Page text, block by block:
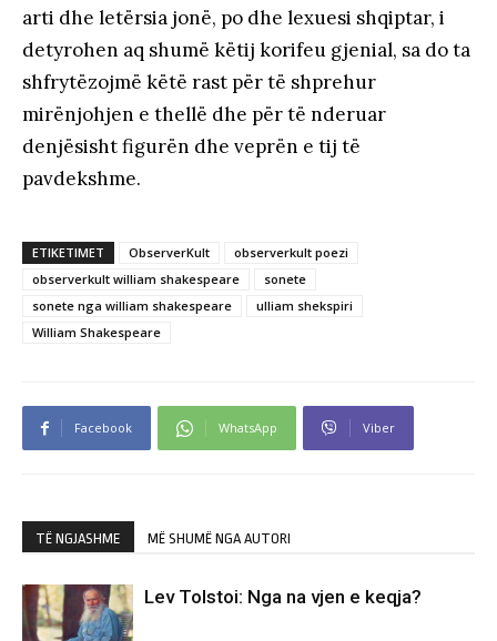
arti dhe letërsia jonë, po dhe lexuesi shqiptar, i
detyrohen aq shumë këtij korifeu gjenial, sa do ta
shfrytëzojmë këtë rast për të shprehur
mirënjohjen e thellë dhe për të nderuar
denjësisht figurën dhe veprën e tij të
pavdekshme.
ETIKETIMET ObserverKult
observerkult poezi
observerkult william shakespeare
sonete
sonete nga william shakespeare
ulliam shekspiri
William Shakespeare
Facebook WhatsApp Viber
TË NGJASHME MË SHUMË NGA AUTORI
Lev Tolstoi: Nga na vjen e keqja?